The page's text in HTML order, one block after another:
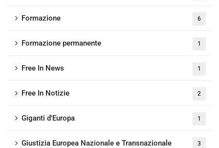
Formazione 6
Formazione permanente 1
Free In News 1
Free In Notizie 2
Giganti d'Europa 1
Giustizia Europea Nazionale e Transnazionale 3